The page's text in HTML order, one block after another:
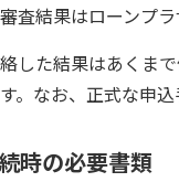
審査結果はローンプ
絡した結果はあくま
。なお、正式な申
時の必要書類